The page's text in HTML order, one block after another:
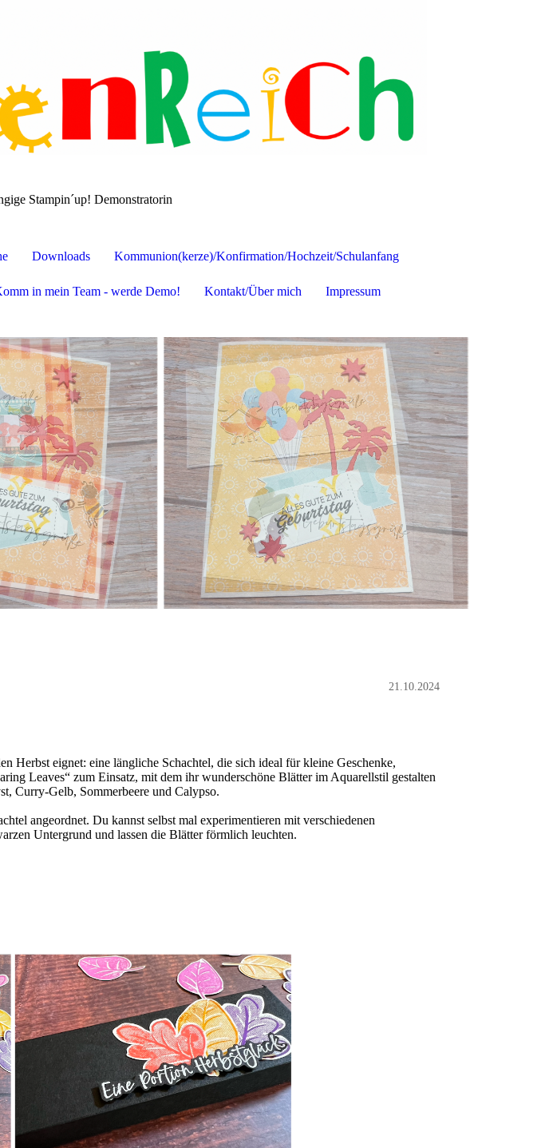
Stampin´up! Demonstratorin
Downloads Kommunion(kerze)/Konfirmation/Hochzeit/Schulanfang
in mein Team - werde Demo! Kontakt/Über mich Impressum
21.10.2024
Herbst eignet: eine längliche Schachtel, die sich ideal für kleine Geschenke,
Leaves“ zum Einsatz, mit dem ihr wunderschöne Blätter im Aquarellstil gestalten
Curry-Gelb, Sommerbeere und Calypso.
angeordnet. Du kannst selbst mal experimentieren mit verschiedenen
Untergrund und lassen die Blätter förmlich leuchten.